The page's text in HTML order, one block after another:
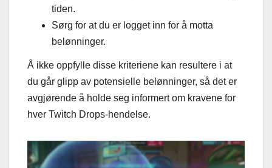
tiden.
Sørg for at du er logget inn for å motta
belønninger.
Å ikke oppfylle disse kriteriene kan resultere i at
du går glipp av potensielle belønninger, så det er
avgjørende å holde seg informert om kravene for
hver Twitch Drops-hendelse.